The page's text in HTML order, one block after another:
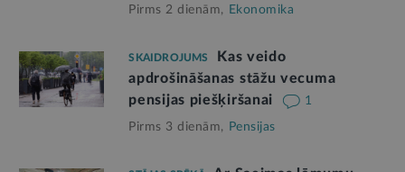
Pirms 2 dienām, Ekonomika
SKAIDROJUMS
Kas veido
apdrošināšanas stāžu vecuma
pensijas piešķiršanai
1
Pirms 3 dienām, Pensijas